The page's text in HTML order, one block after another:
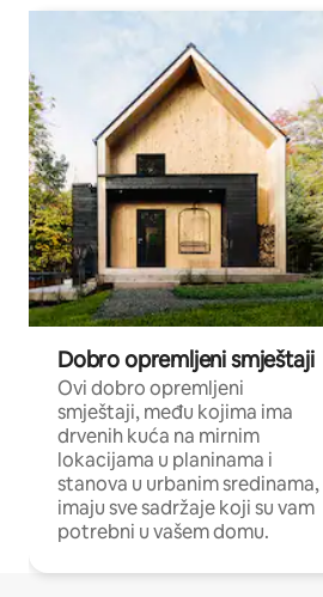
Dobro opremljeni smještaji
Ovi dobro opremljeni
smještaji, među kojima ima
drvenih kuća na mirnim
lokacijama u planinama i
stanova u urbanim sredinama,
imaju sve sadržaje koji su vam
potrebni u vašem domu.